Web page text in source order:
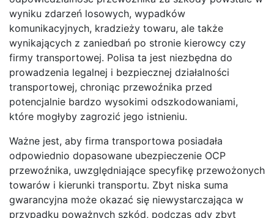
wyniku zdarzeń losowych, wypadków
komunikacyjnych, kradzieży towaru, ale także
wynikających z zaniedbań po stronie kierowcy czy
firmy transportowej. Polisa ta jest niezbędna do
prowadzenia legalnej i bezpiecznej działalności
transportowej, chroniąc przewoźnika przed
potencjalnie bardzo wysokimi odszkodowaniami,
które mogłyby zagrozić jego istnieniu.
Ważne jest, aby firma transportowa posiadała
odpowiednio dopasowane ubezpieczenie OCP
przewoźnika, uwzględniające specyfikę przewożonych
towarów i kierunki transportu. Zbyt niska suma
gwarancyjna może okazać się niewystarczająca w
przypadku poważnych szkód, podczas gdy zbyt